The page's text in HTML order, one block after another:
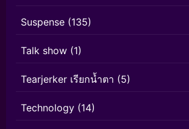
Suspense (135)
Talk show (1)
Tearjerker เรียกน้ำตา (5)
Technology (14)